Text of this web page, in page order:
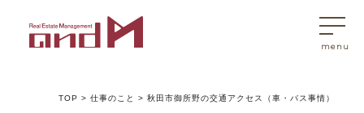
トップページ
TOP >仕事のこと >秋田市御所野の交通アクセス（車・バス事情）